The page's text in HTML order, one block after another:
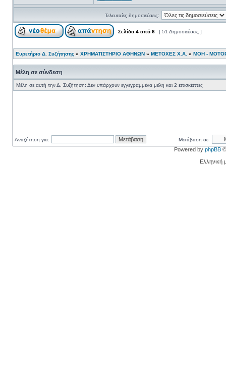
Τελευταίες δημοσιεύσεις:
Σελίδα 4 από 6 [ 51 Δημοσιεύσεις ]
Ευρετήριο Δ. Συζήτησης » ΧΡΗΜΑΤΙΣΤΗΡΙΟ ΑΘΗΝΩΝ » ΜΕΤΟΧΕΣ Χ.Α. » ΜΟΗ -
Μέλη σε σύνδεση
Μέλη σε αυτή την Δ. Συζήτηση: Δεν υπάρχουν εγγεγραμμένα μέλη και 2 επισκέπτες
Αναζήτηση για: Μετάβαση σε:
Powered by phpBB
Ελληνική